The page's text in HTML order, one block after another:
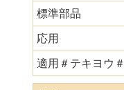
標準部品
応用
適用＃テキヨウ＃